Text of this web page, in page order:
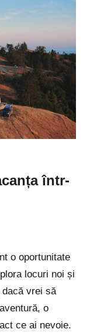
într-
o oportunitate
locuri noi și
vrei să
o
ce ai nevoie.